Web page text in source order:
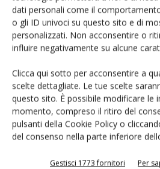
dati personali come il
o gli ID univoci su questo sito e di
personalizzati. Non acconsentire o
influire negativamente su alcune
Clicca qui sotto per acconsentire a
scelte dettagliate. Le tue scelte
questo sito. È possibile modificare le
momento, compreso il ritiro del
pulsanti della Cookie Policy o
del consenso nella parte inferiore
Gestisci 1773 fornitori Per
Andamento prezzi
2026
Apofruit, estate da
ViviToscano crescono a
E-magazine